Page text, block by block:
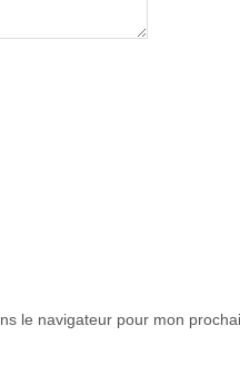
le navigateur pour mon